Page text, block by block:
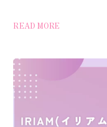
READ MORE